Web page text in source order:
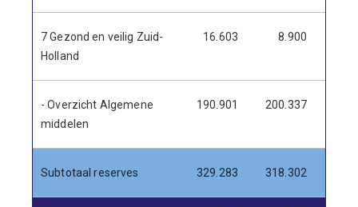
7 Gezond en veilig Zuid-
Holland
16.603 8.900
- Overzicht Algemene
middelen
190.901 200.337
Subtotaal reserves 329.283 318.302